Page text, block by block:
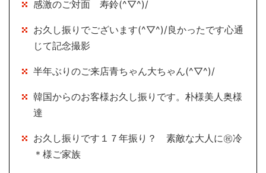
感激のご対面 寿鈴(^▽^)/
お久し振りでございます(^▽^)/良かったです心通
じて記念撮影
半年ぶりのご来店青ちゃん大ちゃん(^▽^)/
韓国からのお客様お久し振りです。朴様美人奥様
達
お久し振りです１７年振り？ 素敵な大人に㊗冷
＊様ご家族